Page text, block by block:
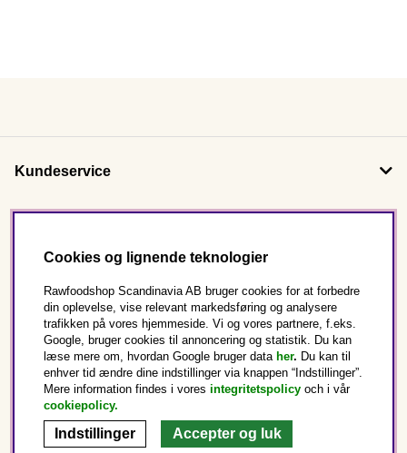
Kundeservice
Dette er Rawfoodshop
Danmark
Cookies og lignende teknologier
Rawfoodshop Scandinavia AB bruger cookies for at forbedre
din oplevelse, vise relevant markedsføring og analysere
trafikken på vores hjemmeside. Vi og vores partnere, f.eks.
Google, bruger cookies til annoncering og statistik. Du kan
læse mere om, hvordan Google bruger data her. Du kan til
enhver tid ændre dine indstillinger via knappen “Indstillinger”.
Mere information findes i vores integritetspolicy och i vår
cookiepolicy.
Indstillinger Accepter og luk